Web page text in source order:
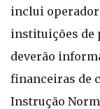
inclui
instituições de
deverão
financeiras de
Instrução